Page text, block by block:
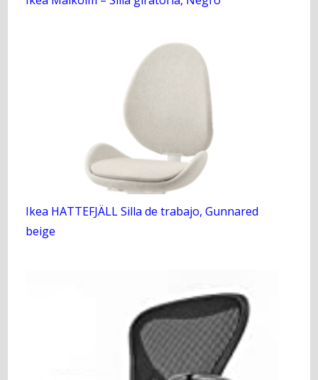
Ikea HATTEFJÄLL Silla de trabajo, Gunnared
beige